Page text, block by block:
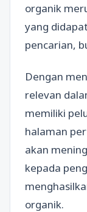
organik
yang
pencarian,
Dengan
relevan
memiliki
halaman
akan
kepada
organik.